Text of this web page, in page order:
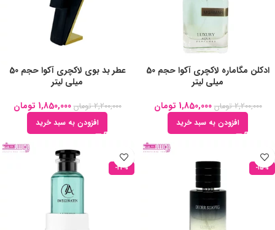
ادکلن مگاماره لاکچری آکوا حجم 50
میلی لیتر
2,200,000 تومان 1,850,000 تومان
افزودن به سبد خرید
عطر بد بوی لاکچری آکوا حجم 50
میلی لیتر
2,200,000 تومان 1,850,000 تومان
افزودن به سبد خرید
-15%
-22%